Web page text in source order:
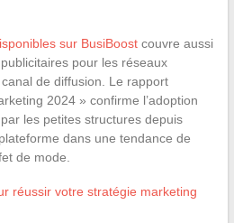
sur BusiBoostcouvre aussi
pour les réseaux
de diffusion. Le rapport
2024 » confirme l’adoption
les petites structures depuis
dans une tendance de
de mode.
réussir votre stratégie marketing